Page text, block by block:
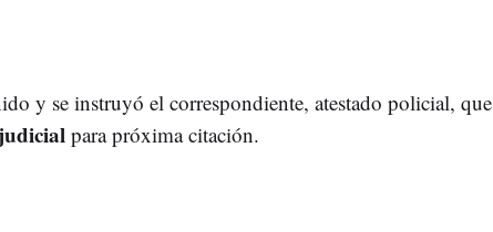
y se instruyó el correspondiente, atestado policial, que
para próxima citación.